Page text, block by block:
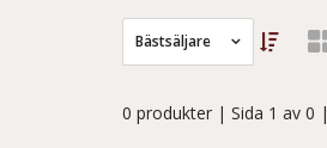
Bästsäljare
0 produkter | Sida 1 av 0 |